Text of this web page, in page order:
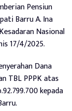
Pensiun
Barru A. Ina
Nasional
17/4/2025.
Dana
TBL PPPK atas
kepada